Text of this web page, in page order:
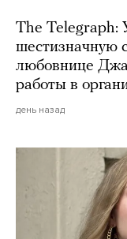
The
шестизначную
любовнице
работы в
день назад